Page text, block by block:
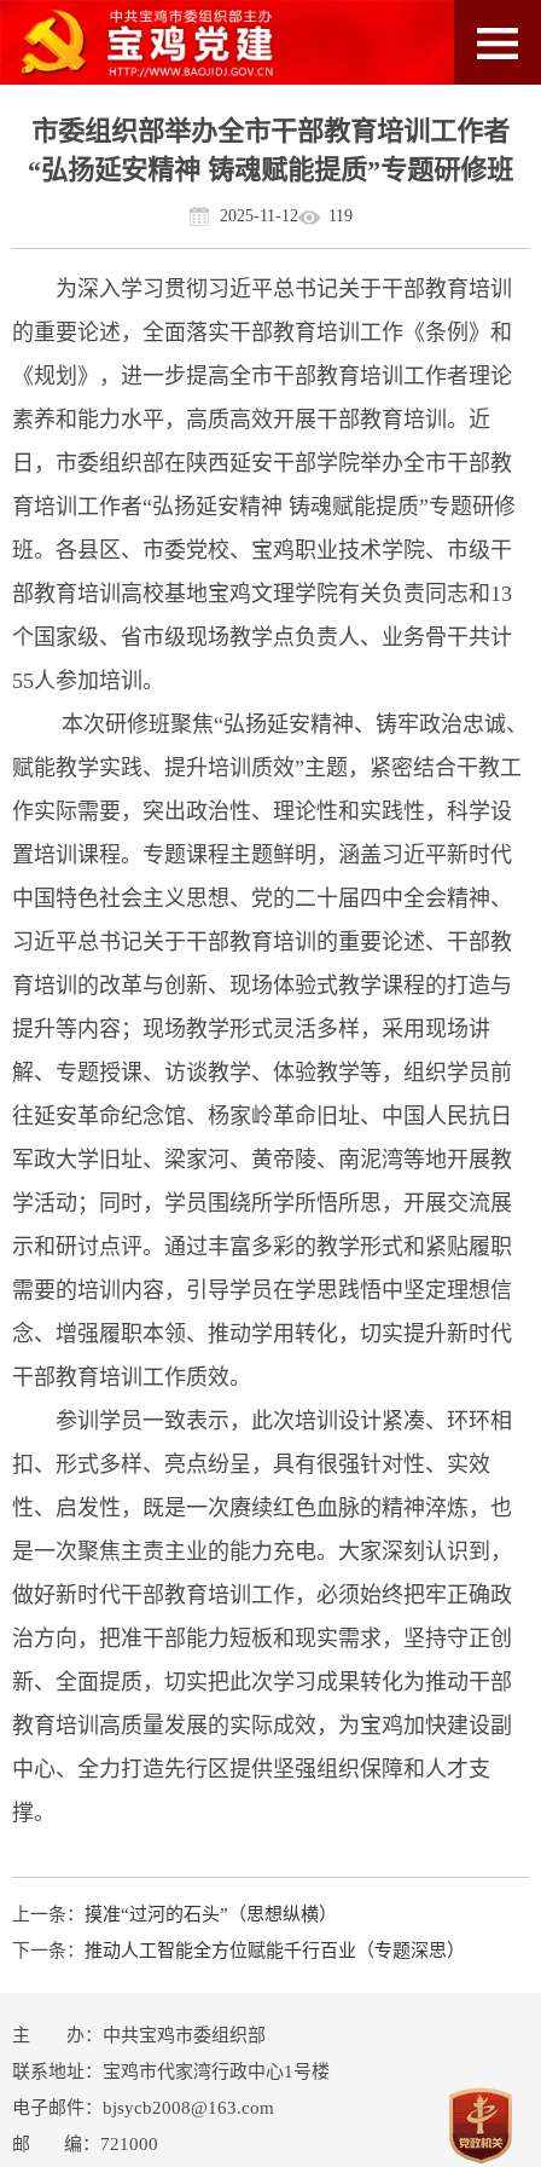
市委组织部举办全市干部教育培训工作者
“弘扬延安精神 铸魂赋能提质”专题研修班
2025-11-12 119
为深入学习贯彻习近平总书记关于干部教育培训
的重要论述，全面落实干部教育培训工作《条例》和
《规划》，进一步提高全市干部教育培训工作者理论
素养和能力水平，高质高效开展干部教育培训。近
日，市委组织部在陕西延安干部学院举办全市干部教
育培训工作者“弘扬延安精神 铸魂赋能提质”专题研修
班。各县区、市委党校、宝鸡职业技术学院、市级干
部教育培训高校基地宝鸡文理学院有关负责同志和13
个国家级、省市级现场教学点负责人、业务骨干共计
55人参加培训。
本次研修班聚焦“弘扬延安精神、铸牢政治忠诚、
赋能教学实践、提升培训质效”主题，紧密结合干教工
作实际需要，突出政治性、理论性和实践性，科学设
置培训课程。专题课程主题鲜明，涵盖习近平新时代
中国特色社会主义思想、党的二十届四中全会精神、
习近平总书记关于干部教育培训的重要论述、干部教
育培训的改革与创新、现场体验式教学课程的打造与
提升等内容；现场教学形式灵活多样，采用现场讲
解、专题授课、访谈教学、体验教学等，组织学员前
往延安革命纪念馆、杨家岭革命旧址、中国人民抗日
军政大学旧址、梁家河、黄帝陵、南泥湾等地开展教
学活动；同时，学员围绕所学所悟所思，开展交流展
示和研讨点评。通过丰富多彩的教学形式和紧贴履职
需要的培训内容，引导学员在学思践悟中坚定理想信
念、增强履职本领、推动学用转化，切实提升新时代
干部教育培训工作质效。
参训学员一致表示，此次培训设计紧凑、环环相
扣、形式多样、亮点纷呈，具有很强针对性、实效
性、启发性，既是一次赓续红色血脉的精神淬炼，也
是一次聚焦主责主业的能力充电。大家深刻认识到，
做好新时代干部教育培训工作，必须始终把牢正确政
治方向，把准干部能力短板和现实需求，坚持守正创
新、全面提质，切实把此次学习成果转化为推动干部
教育培训高质量发展的实际成效，为宝鸡加快建设副
中心、全力打造先行区提供坚强组织保障和人才支
撑。
上一条： 摸准“过河的石头”（思想纵横）
下一条： 推动人工智能全方位赋能千行百业（专题深思）
主 办：中共宝鸡市委组织部
联系地址：宝鸡市代家湾行政中心1号楼
电子邮件：bjsycb2008@163.com
邮 编：721000